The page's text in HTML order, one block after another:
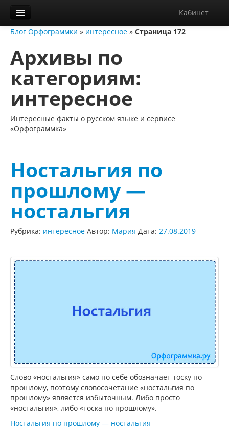
Кабинет
Орфограммка
Библиотека
Блог
О нас
Справка
Блог Орфограммки » интересное » Страница 172
Архивы по
категориям:
интересное
Интересные факты о русском языке и сервисе
«Орфограммка»
Ностальгия по
прошлому —
ностальгия
Рубрика: интересное Автор: Мария Дата: 27.08.2019
Слово «ностальгия» само по себе обозначает тоску по
прошлому, поэтому словосочетание «ностальгия по
прошлому» является избыточным. Либо просто
«ностальгия», либо «тоска по прошлому».
Ностальгия по прошлому — ностальгия